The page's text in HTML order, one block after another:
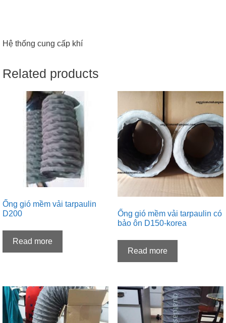
Hệ thống cung cấp khí
Related products
Ống gió mềm vải tarpaulin
D200
Read more
Ống gió mềm vải tarpaulin có
bảo ôn D150-korea
Read more